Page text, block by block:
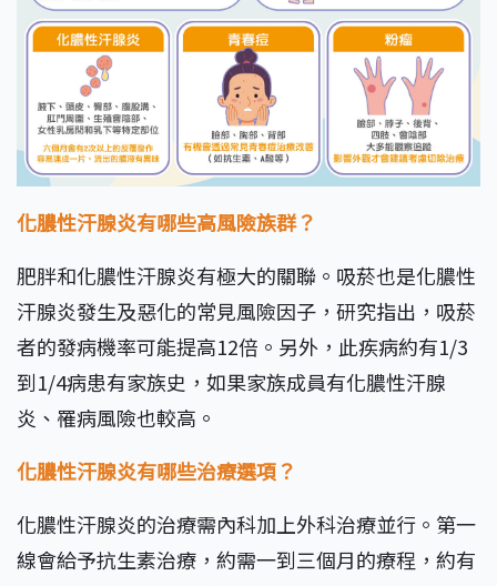
化膿性汗腺炎有哪些高風險族群？
肥胖和化膿性汗腺炎有極大的關聯。吸菸也是化膿性
汗腺炎發生及惡化的常見風險因子，研究指出，吸菸
者的發病機率可能提高12倍。另外，此疾病約有1/3
到1/4病患有家族史，如果家族成員有化膿性汗腺
炎、罹病風險也較高。
化膿性汗腺炎有哪些治療選項？
化膿性汗腺炎的治療需內科加上外科治療並行。第一
線會給予抗生素治療，約需一到三個月的療程，約有